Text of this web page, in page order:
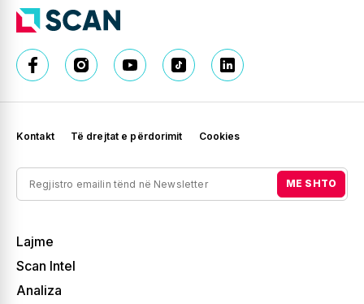
Lajme
Scan Intel
Analiza
Kontakt Të drejtat e përdorimit Cookies
ME SHTO